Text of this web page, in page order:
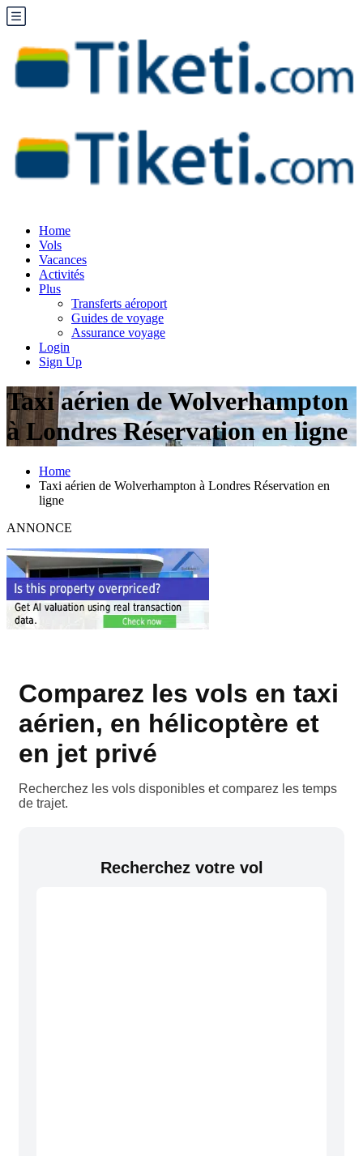
Home
Vols
Vacances
Activités
Plus
Transferts aéroport
Guides de voyage
Assurance voyage
Login
Sign Up
Taxi aérien de Wolverhampton
à Londres Réservation en ligne
Home
Taxi aérien de Wolverhampton à Londres Réservation en
ligne
ANNONCE
Comparez les vols en taxi
aérien, en hélicoptère et
en jet privé
Recherchez les vols disponibles et comparez les temps
de trajet.
Recherchez votre vol